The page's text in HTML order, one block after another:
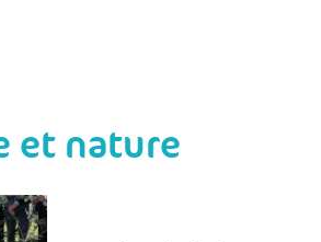
et nature